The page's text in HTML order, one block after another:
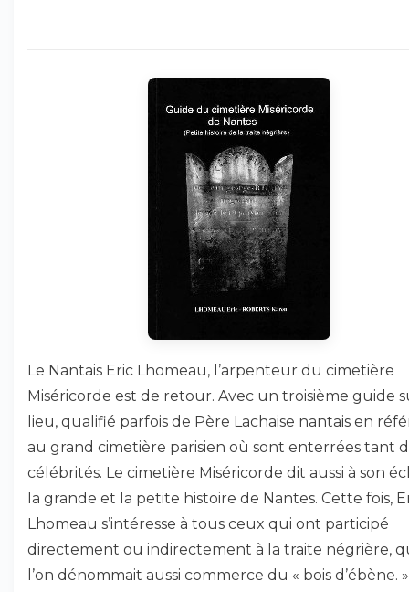
Le Nantais Eric Lhomeau, l’arpenteur du cimetière
Miséricorde est de retour. Avec un troisième guide
lieu, qualifié parfois de Père Lachaise nantais en
au grand cimetière parisien où sont enterrées tant
célébrités. Le cimetière Miséricorde dit aussi à son
la grande et la petite histoire de Nantes. Cette fois,
Lhomeau s’intéresse à tous ceux qui ont participé
directement ou indirectement à la traite négrière,
l’on dénommait aussi commerce du « bois d’ébène. »